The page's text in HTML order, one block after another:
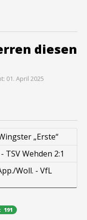
diesen
01. April 2025
„Erste“
TSV Wehden 2:1
Woll. - VfL
191